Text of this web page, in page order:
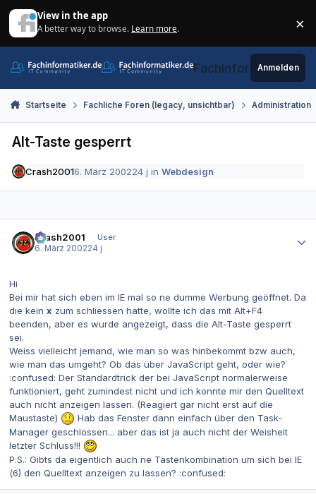
View in the app
A better way to browse. Learn more. ×
Fachinformatiker.de
Anmelden
Startseite Fachliche Foren (legacy, unsichtbar) Administration
Alt-Taste gesperrt
Crash20016. März 200224 j inWebdesign
Crash2001
User
6. März 200224 j
Hi
Bei mir hat sich eben im IE mal so ne dumme Werbung geöffnet. Da
die kein x zum schliessen hatte, wollte ich das mit Alt+F4
beenden, aber es wurde angezeigt, dass die Alt-Taste gesperrt
sei.
Weiss vielleicht jemand, wie man so was hinbekommt bzw auch,
wie man das umgeht? Ob das über JavaScript geht, oder wie?
:confused: Der Standardtrick der bei JavaScript normalerweise
funktioniert, geht zumindest nicht und ich konnte mir den Quelltext
auch nicht anzeigen lassen. (Reagiert gar nicht erst auf die
Maustaste)
Hab das Fenster dann einfach über den Task-
Manager geschlossen... aber das ist ja auch nicht der Weisheit
letzter Schluss!!!
P.S.: Gibts da eigentlich auch ne Tastenkombination um sich bei IE
(6) den Quelltext anzeigen zu lassen? :confused: